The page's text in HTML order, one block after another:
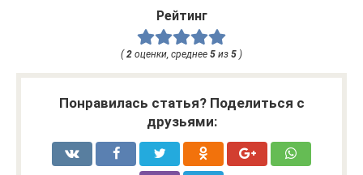
Рейтинг
(2 оценки, среднее 5 из 5 )
Понравилась статья? Поделиться с
друзьями: